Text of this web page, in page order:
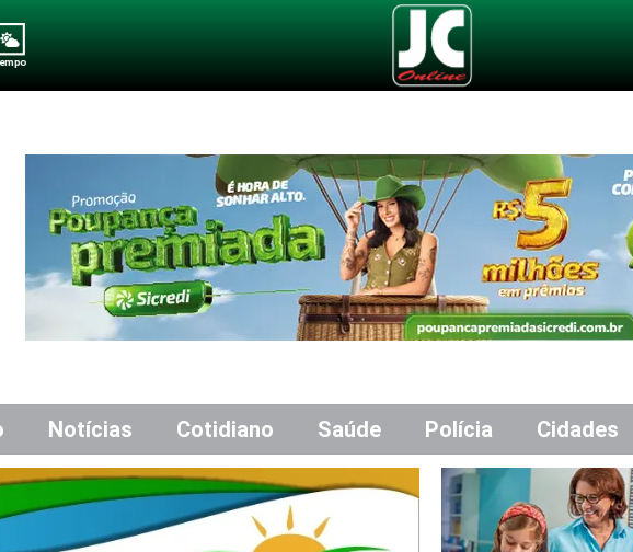
Notícias Cotidiano Saúde Polícia Cidades